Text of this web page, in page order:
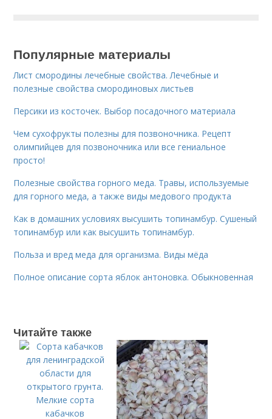
Популярные материалы
Лист смородины лечебные свойства. Лечебные и
полезные свойства смородиновых листьев
Персики из косточек. Выбор посадочного материала
Чем сухофрукты полезны для позвоночника. Рецепт
олимпийцев для позвоночника или все гениальное
просто!
Полезные свойства горного меда. Травы, используемые
для горного меда, а также виды медового продукта
Как в домашних условиях высушить топинамбур. Сушеный
топинамбур или как высушить топинамбур.
Польза и вред меда для организма. Виды мёда
Полное описание сорта яблок антоновка. Обыкновенная
Читайте также